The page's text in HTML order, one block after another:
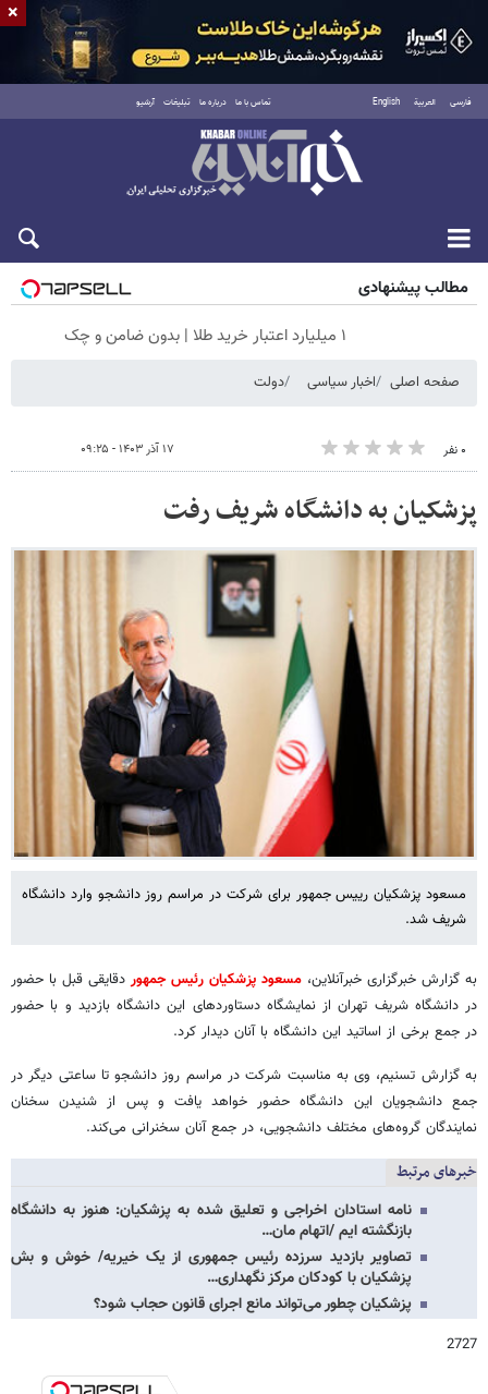
فارسی العربية English تماس با ما درباره ما تبلیغات آرشیو
جمعه ۱۶ مرداد ۱۴۰۵
مطالب پیشنهادی
۱ میلیارد اعتبار خرید طلا | بدون ضامن و چک
صفحه اصلی اخبار سیاسی دولت
۰ نفر ۱۷ آذر ۱۴۰۳ - ۰۹:۲۵
پزشکیان به دانشگاه شریف رفت
مسعود پزشکیان رییس جمهور برای شرکت در مراسم روز دانشجو وارد دانشگاه
شریف شد.
به گزارش خبرگزاری خبرآنلاین، مسعود پزشکیان رئیس جمهور دقایقی قبل با حضور
در دانشگاه شریف تهران از نمایشگاه دستاوردهای این دانشگاه بازدید و با حضور
در جمع برخی از اساتید این دانشگاه با آنان دیدار کرد.
به گزارش تسنیم، وی به مناسبت شرکت در مراسم روز دانشجو تا ساعتی دیگر در
جمع دانشجویان این دانشگاه حضور خواهد یافت و پس از شنیدن سخنان
نمایندگان گروه‌های مختلف دانشجویی، در جمع آنان سخنرانی می‌کند.
خبرهای مرتبط
نامه استادان اخراجی و تعلیق شده به پزشکیان: هنوز به دانشگاه
بازنگشته ایم /اتهام مان…
تصاویر بازدید سرزده رئیس جمهوری از یک خیریه/ خوش و بش
پزشکیان با کودکان مرکز نگهداری…
پزشکیان چطور می‌تواند مانع اجرای قانون حجاب شود؟
2727
×